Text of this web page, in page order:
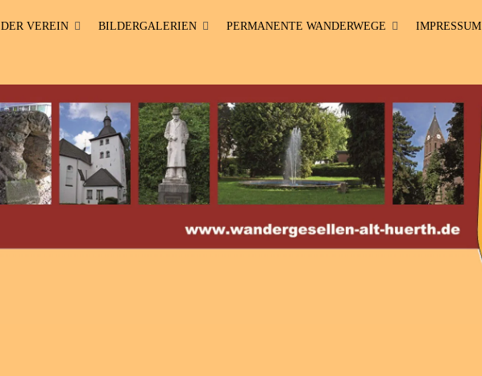
DER VEREIN BILDERGALERIEN PERMANENTE WANDERWEGE IMPRESSUM